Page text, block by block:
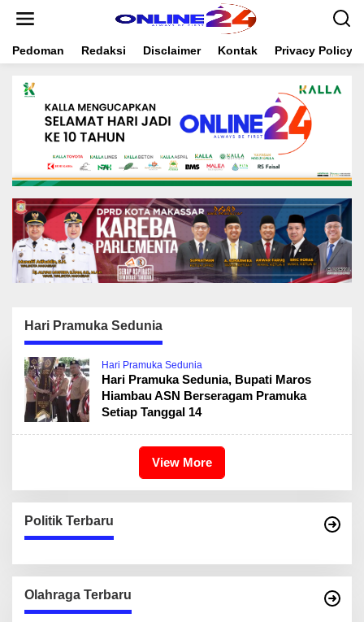
t
Pedoman Redaksi Disclaimer Kontak Privacy Policy
Hari Pramuka Sedunia
Hari Pramuka Sedunia
Hari Pramuka Sedunia, Bupati Maros
Hiambau ASN Berseragam Pramuka
Setiap Tanggal 14
View More
Politik Terbaru
Olahraga Terbaru